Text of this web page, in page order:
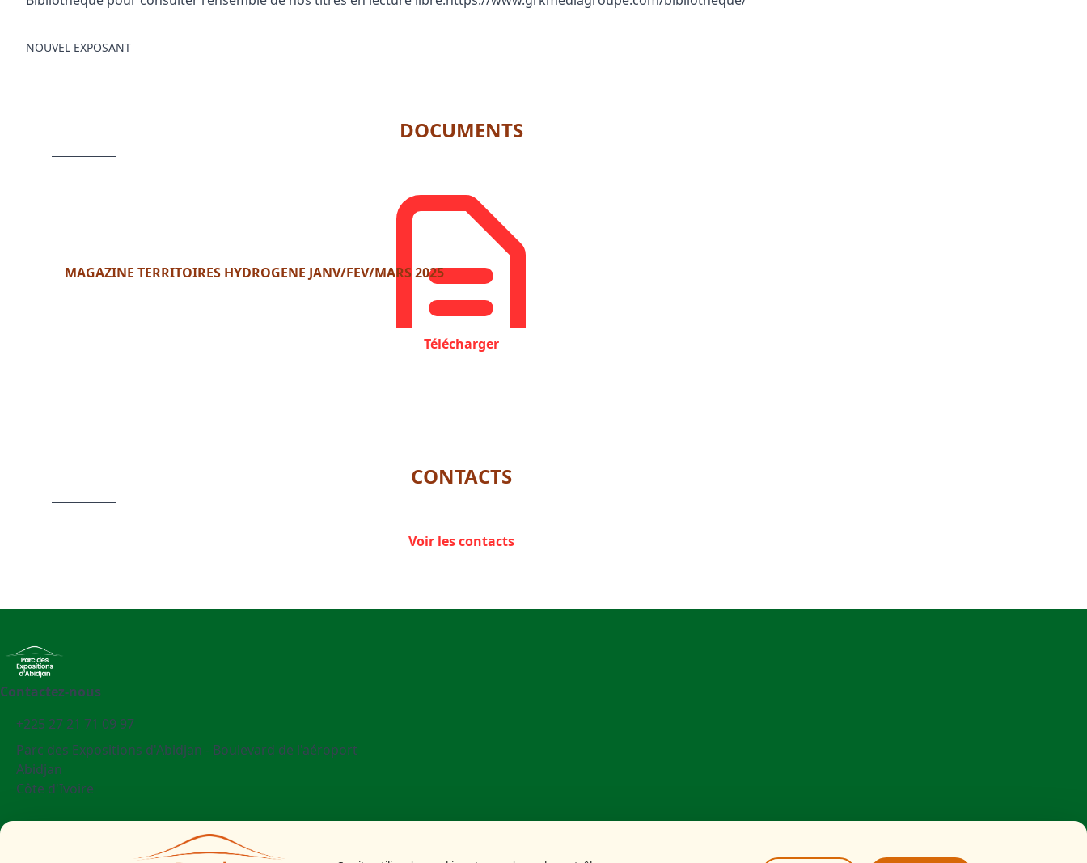
NOUVEL EXPOSANT
DOCUMENTS
MAGAZINE TERRITOIRES HYDROGENE JANV/FEV/MARS 2025
Télécharger
CONTACTS
Voir les contacts
Contactez-nous
+225 27 21 71 09 97
Parc des Expositions d'Abidjan - Boulevard de l'aéroport
Abidjan
Côte d'Ivoire